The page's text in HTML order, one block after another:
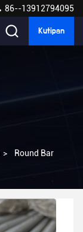
86--13912794095
Kutipan
> Round Bar